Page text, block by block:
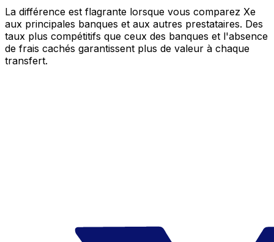
La différence est flagrante lorsque vous comparez Xe
aux principales banques et aux autres prestataires. Des
taux plus compétitifs que ceux des banques et l'absence
de frais cachés garantissent plus de valeur à chaque
transfert.